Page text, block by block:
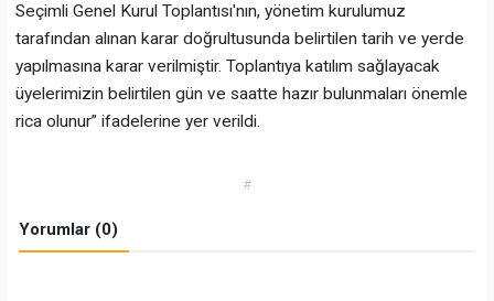
Seçimli Genel Kurul Toplantısı'nın, yönetim kurulumuz
tarafından alınan karar doğrultusunda belirtilen tarih ve yerde
yapılmasına karar verilmiştir. Toplantıya katılım sağlayacak
üyelerimizin belirtilen gün ve saatte hazır bulunmaları önemle
rica olunur” ifadelerine yer verildi.
#
Yorumlar (0)